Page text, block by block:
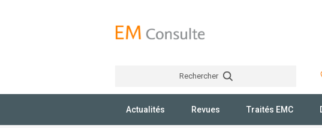
Rechercher
Actualités Revues Traités EMC